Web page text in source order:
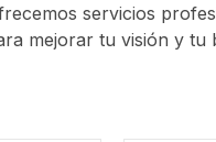
servicios
mejorar tu visión y tu